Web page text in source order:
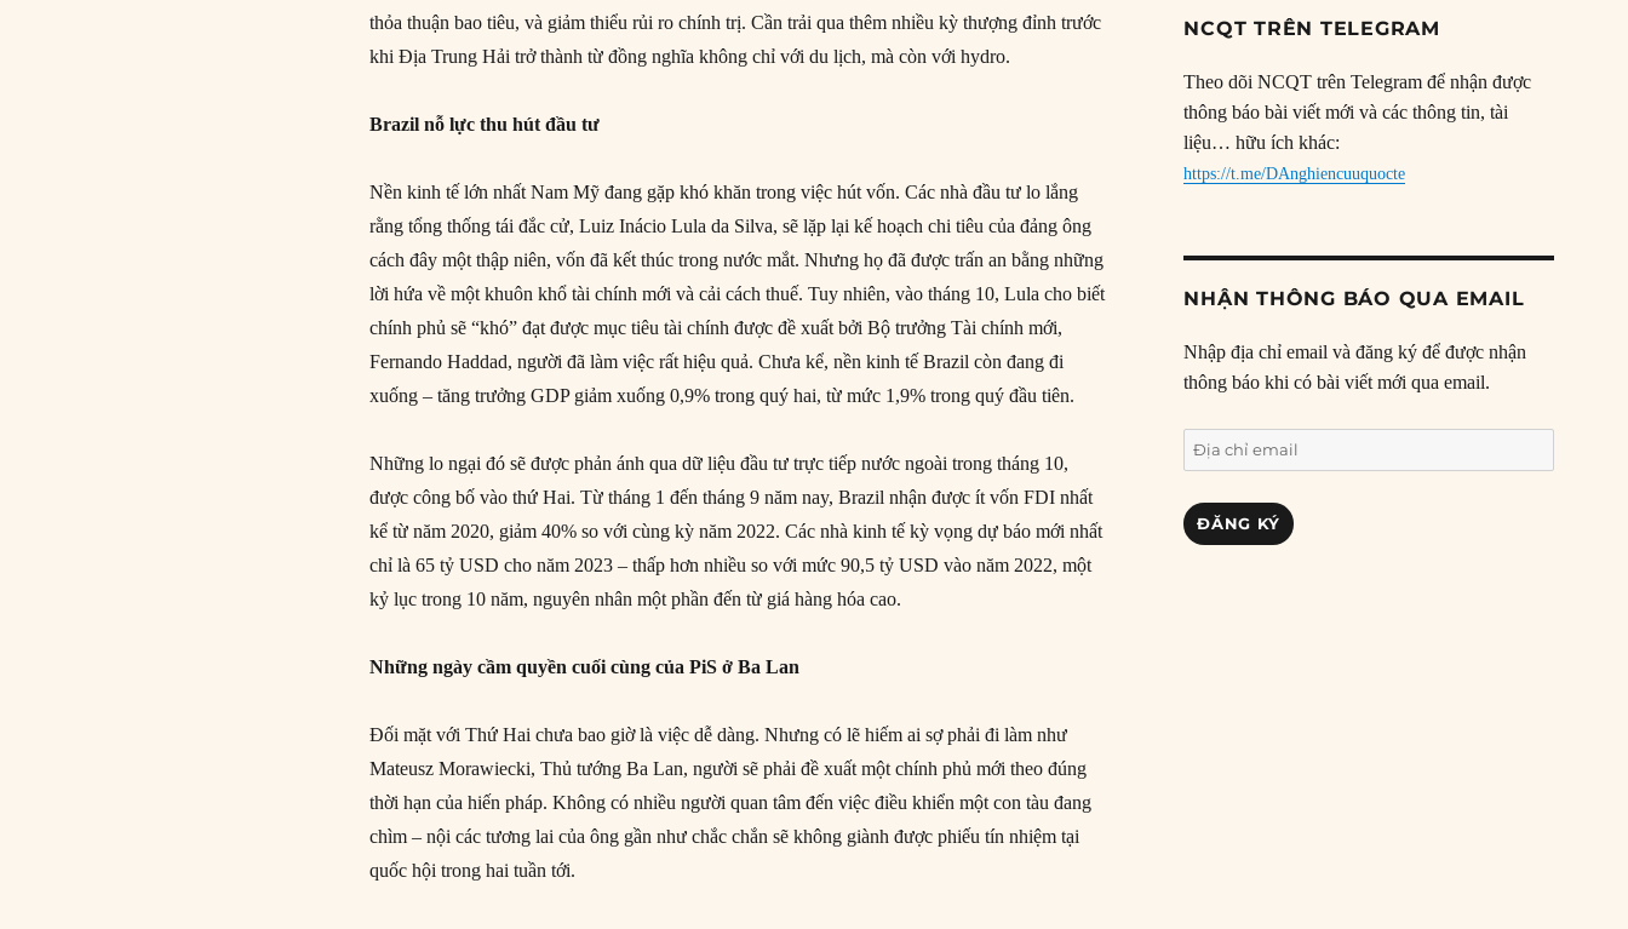
thỏa thuận bao tiêu, và giảm thiểu rủi ro chính trị. Cần trải qua thêm nhiều kỳ thượng đỉnh trước
khi Địa Trung Hải trở thành từ đồng nghĩa không chỉ với du lịch, mà còn với hydro.
Brazil nỗ lực thu hút đầu tư
Nền kinh tế lớn nhất Nam Mỹ đang gặp khó khăn trong việc hút vốn. Các nhà đầu tư lo lắng
rằng tổng thống tái đắc cử, Luiz Inácio Lula da Silva, sẽ lặp lại kế hoạch chi tiêu của đảng ông
cách đây một thập niên, vốn đã kết thúc trong nước mắt. Nhưng họ đã được trấn an bằng những
lời hứa về một khuôn khổ tài chính mới và cải cách thuế. Tuy nhiên, vào tháng 10, Lula cho biết
chính phủ sẽ “khó” đạt được mục tiêu tài chính được đề xuất bởi Bộ trưởng Tài chính mới,
Fernando Haddad, người đã làm việc rất hiệu quả. Chưa kể, nền kinh tế Brazil còn đang đi
xuống – tăng trưởng GDP giảm xuống 0,9% trong quý hai, từ mức 1,9% trong quý đầu tiên.
Những lo ngại đó sẽ được phản ánh qua dữ liệu đầu tư trực tiếp nước ngoài trong tháng 10,
được công bố vào thứ Hai. Từ tháng 1 đến tháng 9 năm nay, Brazil nhận được ít vốn FDI nhất
kể từ năm 2020, giảm 40% so với cùng kỳ năm 2022. Các nhà kinh tế kỳ vọng dự báo mới nhất
chỉ là 65 tỷ USD cho năm 2023 – thấp hơn nhiều so với mức 90,5 tỷ USD vào năm 2022, một
kỷ lục trong 10 năm, nguyên nhân một phần đến từ giá hàng hóa cao.
Những ngày cầm quyền cuối cùng của PiS ở Ba Lan
Đối mặt với Thứ Hai chưa bao giờ là việc dễ dàng. Nhưng có lẽ hiếm ai sợ phải đi làm như
Mateusz Morawiecki, Thủ tướng Ba Lan, người sẽ phải đề xuất một chính phủ mới theo đúng
thời hạn của hiến pháp. Không có nhiều người quan tâm đến việc điều khiển một con tàu đang
chìm – nội các tương lai của ông gần như chắc chắn sẽ không giành được phiếu tín nhiệm tại
quốc hội trong hai tuần tới.
NCQT TRÊN TELEGRAM
Theo dõi NCQT trên Telegram để nhận được
thông báo bài viết mới và các thông tin, tài
liệu… hữu ích khác:
https://t.me/DAnghiencuuquocte
NHẬN THÔNG BÁO QUA EMAIL
Nhập địa chỉ email và đăng ký để được nhận
thông báo khi có bài viết mới qua email.
Địa
chỉ
email
ĐĂNG KÝ